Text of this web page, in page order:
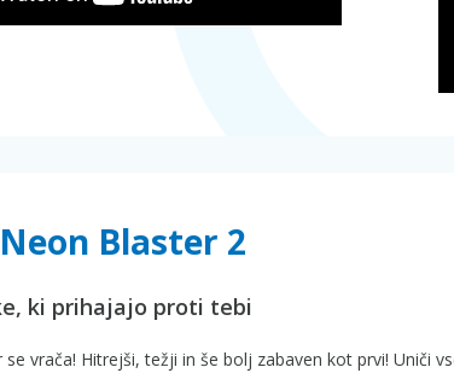
Blaster 2
ki prihajajo proti tebi
se vrača! Hitrejši, težji in še bolj zabaven kot prvi! Uniči